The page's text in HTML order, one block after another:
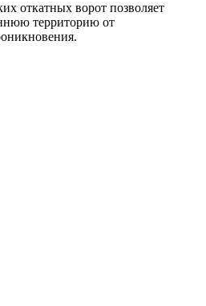
откатных ворот позволяет
территорию от